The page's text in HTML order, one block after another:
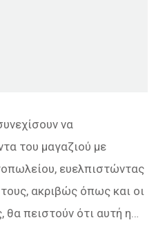
να
του μαγαζιού με
ευελπιστώντας
τους, ακριβώς όπως και οι
πειστούν ότι αυτή η…